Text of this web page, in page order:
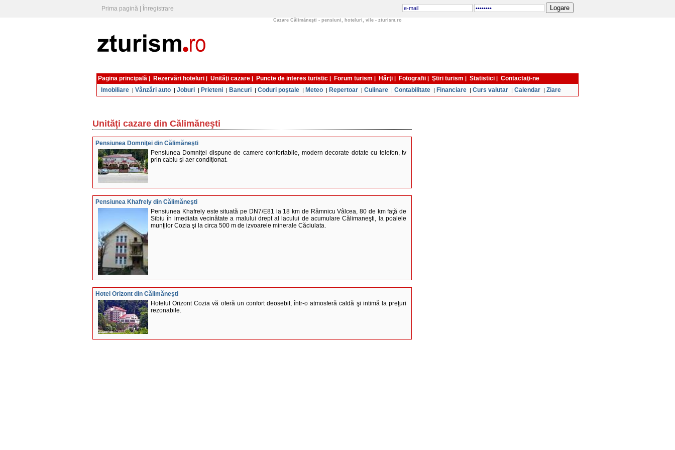
Prima pagină Înregistrare
Cazare Călimăneşti - pensiuni, hoteluri, vile - zturism.ro
Pagina principală | Rezervări hoteluri | Unităţi cazare | Puncte de interes turistic | Forum turism | Hărţi | Fotografii | Ştiri turism | Statistici | Contactaţi-ne
Imobiliare | Vânzări auto | Joburi | Prieteni | Bancuri | Coduri poştale | Meteo | Repertoar | Culinare | Contabilitate | Financiare | Curs valutar | Calendar | Ziare
Unităţi cazare din Călimăneşti
Pensiunea Domniţei din Călimăneşti
Pensiunea Domniţei dispune de camere confortabile, modern decorate dotate cu telefon, tv
prin cablu şi aer condiţionat.
Pensiunea Khafrely din Călimăneşti
Pensiunea Khafrely este situată pe DN7/E81 la 18 km de Râmnicu Vâlcea, 80 de km faţă de
Sibiu în imediata vecinătate a malului drept al lacului de acumulare Călimaneşti, la poalele
munţilor Cozia şi la circa 500 m de izvoarele minerale Căciulata.
Hotel Orizont din Călimăneşti
Hotelul Orizont Cozia vă oferă un confort deosebit, într-o atmosferă caldă şi intimă la preţuri
rezonabile.